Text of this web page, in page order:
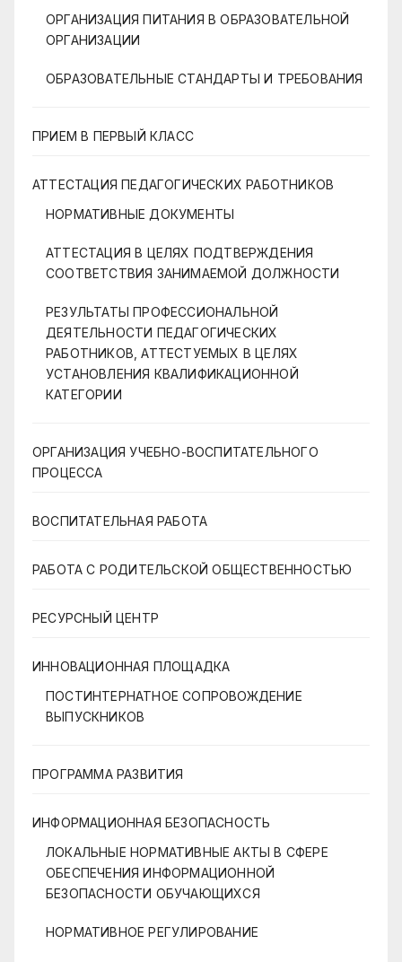
ОРГАНИЗАЦИЯ ПИТАНИЯ В ОБРАЗОВАТЕЛЬНОЙ
ОРГАНИЗАЦИИ
ОБРАЗОВАТЕЛЬНЫЕ СТАНДАРТЫ И ТРЕБОВАНИЯ
ПРИЕМ В ПЕРВЫЙ КЛАСС
АТТЕСТАЦИЯ ПЕДАГОГИЧЕСКИХ РАБОТНИКОВ
НОРМАТИВНЫЕ ДОКУМЕНТЫ
АТТЕСТАЦИЯ В ЦЕЛЯХ ПОДТВЕРЖДЕНИЯ
СООТВЕТСТВИЯ ЗАНИМАЕМОЙ ДОЛЖНОСТИ
РЕЗУЛЬТАТЫ ПРОФЕССИОНАЛЬНОЙ
ДЕЯТЕЛЬНОСТИ ПЕДАГОГИЧЕСКИХ
РАБОТНИКОВ, АТТЕСТУЕМЫХ В ЦЕЛЯХ
УСТАНОВЛЕНИЯ КВАЛИФИКАЦИОННОЙ
КАТЕГОРИИ
ОРГАНИЗАЦИЯ УЧЕБНО-ВОСПИТАТЕЛЬНОГО
ПРОЦЕССА
ВОСПИТАТЕЛЬНАЯ РАБОТА
РАБОТА С РОДИТЕЛЬСКОЙ ОБЩЕСТВЕННОСТЬЮ
РЕСУРСНЫЙ ЦЕНТР
ИННОВАЦИОННАЯ ПЛОЩАДКА
ПОСТИНТЕРНАТНОЕ СОПРОВОЖДЕНИЕ
ВЫПУСКНИКОВ
ПРОГРАММА РАЗВИТИЯ
ИНФОРМАЦИОННАЯ БЕЗОПАСНОСТЬ
ЛОКАЛЬНЫЕ НОРМАТИВНЫЕ АКТЫ В СФЕРЕ
ОБЕСПЕЧЕНИЯ ИНФОРМАЦИОННОЙ
БЕЗОПАСНОСТИ ОБУЧАЮЩИХСЯ
НОРМАТИВНОЕ РЕГУЛИРОВАНИЕ